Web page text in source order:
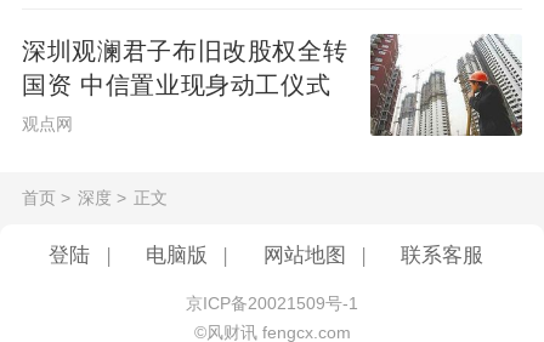
重新定义高端风貌别墅的品质标杆，有望吸
引更多伙伴。
深圳观澜君子布旧改股权全转
国资 中信置业现身动工仪式
观点网
首页 > 深度 > 正文
登陆 电脑版 网站地图 联系客服
京ICP备20021509号-1
©风财讯 fengcx.com